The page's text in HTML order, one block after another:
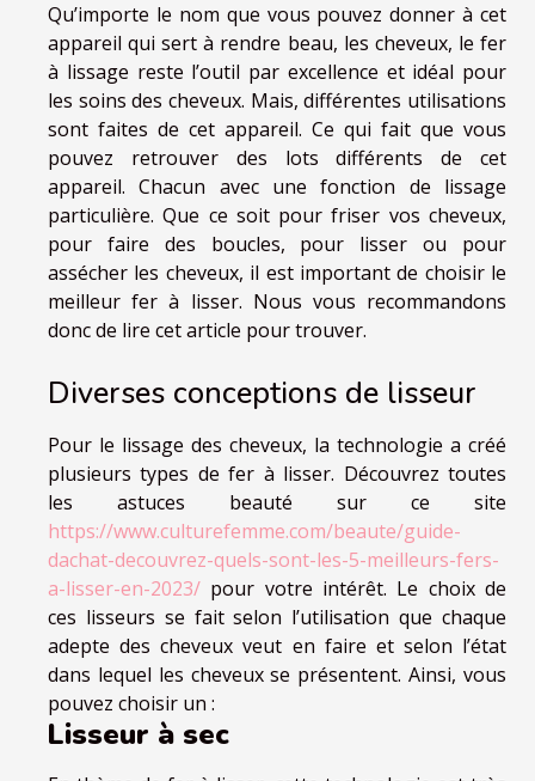
Qu’importe le nom que vous pouvez donner à cet
appareil qui sert à rendre beau, les cheveux, le fer
à lissage reste l’outil par excellence et idéal pour
les soins des cheveux. Mais, différentes utilisations
sont faites de cet appareil. Ce qui fait que vous
pouvez retrouver des lots différents de cet
appareil. Chacun avec une fonction de lissage
particulière. Que ce soit pour friser vos cheveux,
pour faire des boucles, pour lisser ou pour
assécher les cheveux, il est important de choisir le
meilleur fer à lisser. Nous vous recommandons
donc de lire cet article pour trouver.
Diverses conceptions de lisseur
Pour le lissage des cheveux, la technologie a créé
plusieurs types de fer à lisser. Découvrez toutes
les astuces beauté sur ce site
https://www.culturefemme.com/beaute/guide-
dachat-decouvrez-quels-sont-les-5-meilleurs-fers-
a-lisser-en-2023/ pour votre intérêt. Le choix de
ces lisseurs se fait selon l’utilisation que chaque
adepte des cheveux veut en faire et selon l’état
dans lequel les cheveux se présentent. Ainsi, vous
pouvez choisir un :
Lisseur à sec